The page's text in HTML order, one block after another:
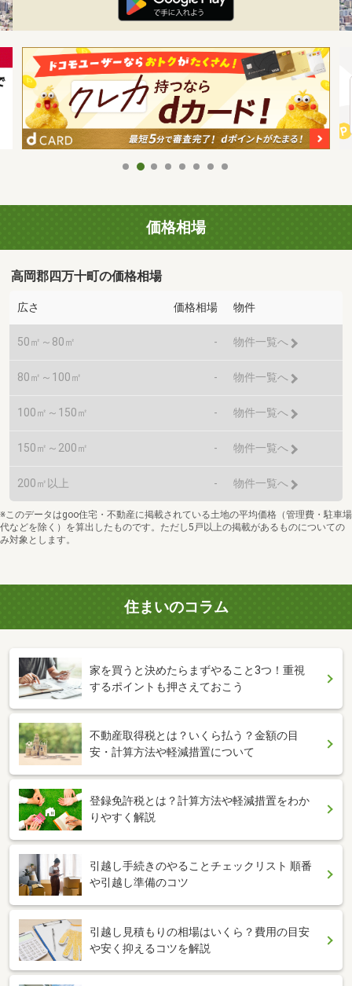
価格相場
高岡郡四万十町の価格相場
広さ 価格相場 物件
50㎡～80㎡ - 物件一覧へ
80㎡～100㎡ - 物件一覧へ
100㎡～150㎡ - 物件一覧へ
150㎡～200㎡ - 物件一覧へ
200㎡以上 - 物件一覧へ
※このデータはgoo住宅・不動産に掲載されている土地の平均価格（管理費・駐車場
代などを除く）を算出したものです。ただし5戸以上の掲載があるものについての
み対象とします。
住まいのコラム
家を買うと決めたらまずやること3つ！重視
するポイントも押さえておこう
不動産取得税とは？いくら払う？金額の目
安・計算方法や軽減措置について
登録免許税とは？計算方法や軽減措置をわか
りやすく解説
引越し手続きのやることチェックリスト 順番
や引越し準備のコツ
引越し見積もりの相場はいくら？費用の目安
や安く抑えるコツを解説